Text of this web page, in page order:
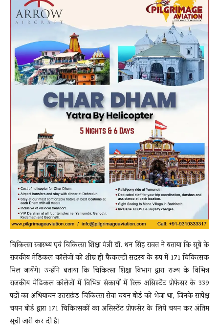
चिकित्सा स्वास्थ्य एवं चिकित्सा शिक्षा मंत्री डॉ. धन सिंह रावत ने बताया कि सूबे के
राजकीय मेडिकल कॉलेजों को शीघ्र ही फैकल्टी सदस्य के रूप में 171 चिकित्सक
मिल जायेंगे। उन्होंने बताया कि चिकित्सा शिक्षा विभाग द्वारा राज्य के विभिन्न
राजकीय मेडिकल कॉलेजों में विभिन्न संकायों में रिक्त असिस्टेंट प्रोफेसर के 339
पदों का अधियाचन उत्तराखंड चिकित्सा सेवा चयन बोर्ड को भेजा था, जिनके सापेक्ष
चयन बोर्ड द्वारा 171 चिकित्सकों का असिस्टेंट प्रोफसेर के लिये चयन कर अंतिम
सूची जारी कर दी है।